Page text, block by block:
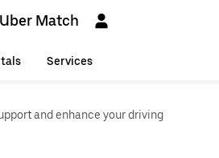
Uber Match
Services
and enhance your driving